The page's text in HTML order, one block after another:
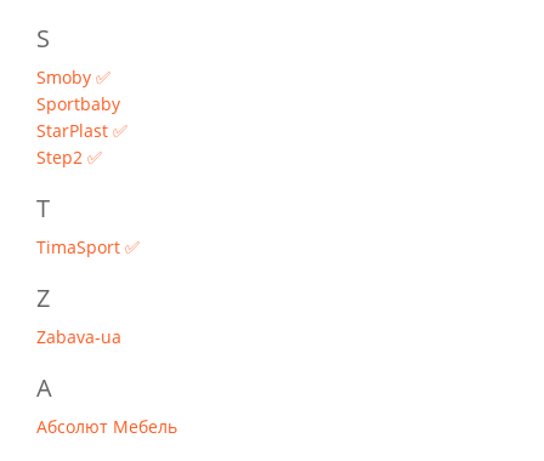
S
Smoby ✅
Sportbaby
StarPlast ✅
Step2 ✅
T
TimaSport ✅
Z
Zabava-ua
А
Абсолют Мебель